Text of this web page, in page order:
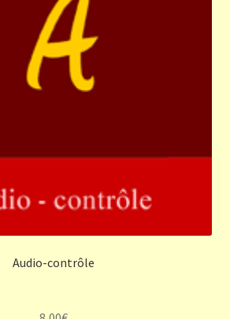
Audio-contrôle